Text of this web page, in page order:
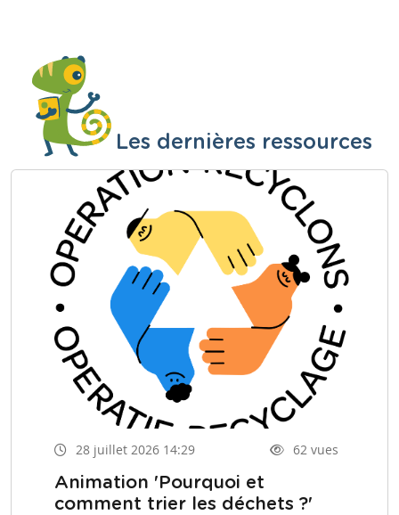
Les dernières ressources
28 juillet 2026 14:29 62 vues
Animation 'Pourquoi et
comment trier les déchets ?'